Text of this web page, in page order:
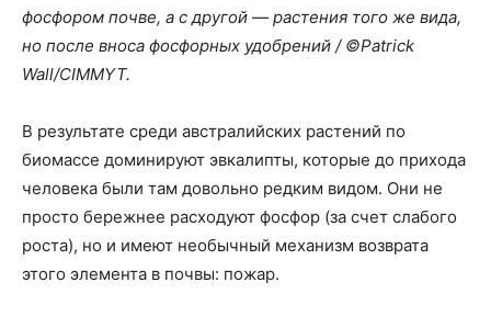
фосфором почве, а с другой — растения того же вида,
но после вноса фосфорных удобрений / ©Patrick
Wall/CIMMYT.
В результате среди австралийских растений по
биомассе доминируют эвкалипты, которые до прихода
человека были там довольно редким видом. Они не
просто бережнее расходуют фосфор (за счет слабого
роста), но и имеют необычный механизм возврата
этого элемента в почвы: пожар.